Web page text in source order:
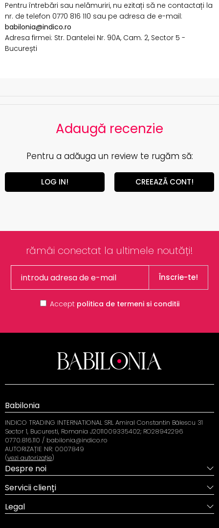
Pentru întrebări sau nelămuriri, nu ezitați să ne contactați la
nr. de telefon 0770 816 110 sau pe adresa de e-mail:
babilonia@indico.ro
Adresa firmei: Str. Dantelei Nr. 90A, Cam. 2, Sector 5 -
București
Adaugă recenzie
Pentru a adăuga un review te rugăm să:
LOG IN! CREEAZĂ CONT!
rămâi conectat la ultimele noutăți!
Înscrie-te!
Accept politica de termeni si conditii
Babilonia
INDICO TRADING INTERNATIONAL SRL Amiral Constantin Bălescu 31
Sector 1, Bucuresti, Romania J2011009335402; RO28942296
0770.816.110 / babilonia@indico.ro
AUTORIZAȚIE NR: 0007849
(vezi autorizație)
Despre noi
Servicii clienți
Legal